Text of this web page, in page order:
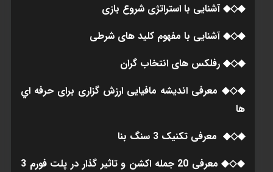
◆◇◆ آشنايی با استراتژی شروع بازی
◆◇◆ آشنايی با مفهوم کليد های شرطی
◆◇◆ رفلکس های انتخاب گران
◆◇◆ معرفی انديشه مافيايی ارزش گزاری برای حرفه اي
ها
◆◇◆ معرفی تکنيک 3 سنگ بنا
◆◇◆ معرفی 20 جمله اکشن و تاثير گذار در پلت فورم 3